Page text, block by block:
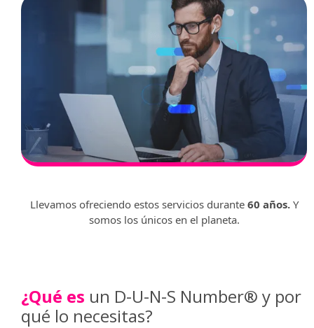
Llevamos ofreciendo estos servicios durante 60 años.Y
somos los únicos en el planeta.
¿Qué es un D-U-N-S Number® y por
qué lo necesitas?